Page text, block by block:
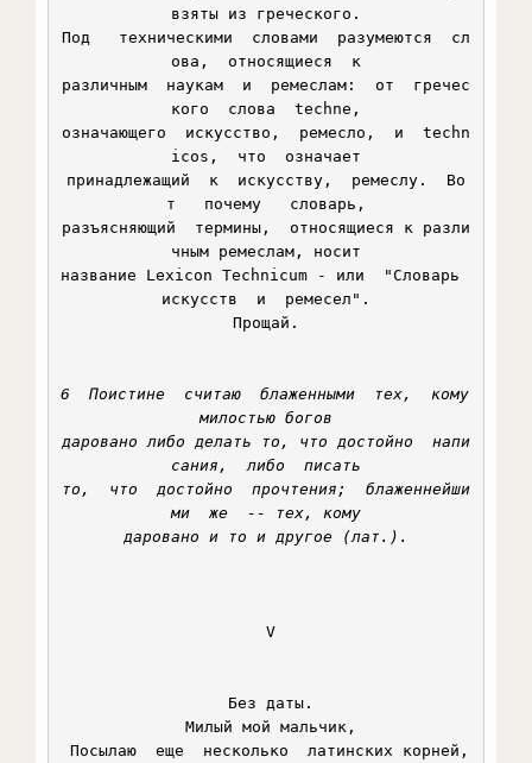
взяты из греческого.
Под   техническими  словами  разумеются  сл
ова,  относящиеся  к
различным  наукам  и  ремеслам:  от  гречес
кого  слова  techne,
означающего  искусство,  ремесло,  и  techn
icos,  что  означает
принадлежащий  к  искусству,  ремеслу.  Во
т   почему   словарь,
разъясняющий  термины,  относящиеся к разли
чным ремеслам, носит
название Lexicon Technicum - или  "Словарь
искусств  и  ремесел".
Прощай.
6  Поистине  считаю  блаженными  тех,  кому
милостью богов
даровано либо делать то, что достойно  напи
сания,  либо  писать
то,  что  достойно  прочтения;  блаженнейши
ми  же  -- тех, кому
даровано и то и другое (лат.).